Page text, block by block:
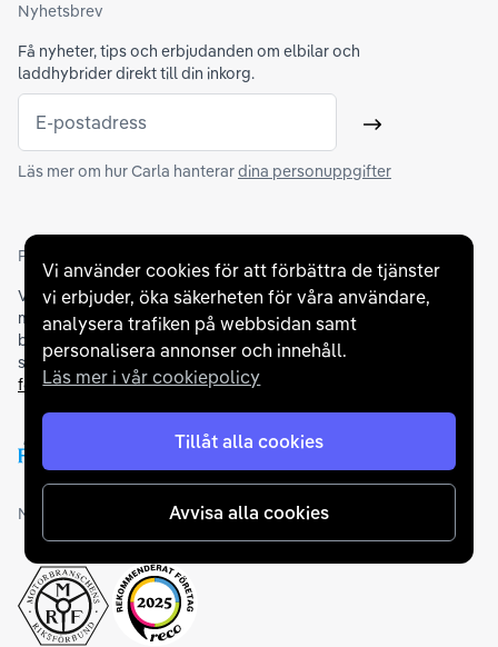
Vi använder cookies för att förbättra de tjänster
vi erbjuder, öka säkerheten för våra användare,
analysera trafiken på webbsidan samt
personalisera annonser och innehåll.
Läs mer i vår cookiepolicy
Tillåt alla cookies
Avvisa alla cookies
Nyhetsbrev
Få nyheter, tips och erbjudanden om elbilar och
laddhybrider direkt till din inkorg.
E-postadress Skicka
Läs mer om hur Carla hanterardina personuppgifter
Partners och betallösningar
Vi samarbetar medflertalet banker för att erbjuda dig bästa
möjliga finansieringslösning och stödjer en rad olika
betalningsmetoder. För att du ska känna dig trygg vid ditt köp
samarbetar vi med Folksam och AutoConcept gällande
försäkringar och garantier.
Medlemskap och utmärkelser